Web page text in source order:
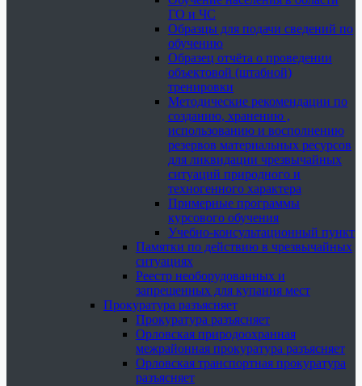
ГО и ЧС
Образцы для подачи сведений по
обучению
Образец отчёта о проведении
объектовой (штабной)
тренировки
Методические рекомендации по
созданию, хранению ,
использованию и восполнению
резервов материальных ресурсов
для ликвидации чрезвычайных
ситуаций природного и
техногенного характера
Примерные программы
курсового обучения
Учебно-консультационный пункт
Памятки по действию в чрезвычайных
ситуациях
Реестр необорудованных и
запрещенных для купания мест
Прокуратура разъясняет
Прокуратура разъясняет
Орловская природоохранная
межрайонная прокуратура разъясняет
Орловская транспортная прокуратура
разъясняет